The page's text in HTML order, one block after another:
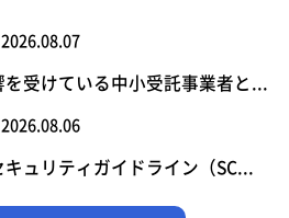
2026.08.07
受けている中小受託事業者と...
2026.08.06
キュリティガイドライン（SC...